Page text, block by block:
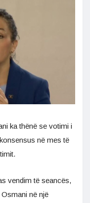
ka thënë se votimi i
në mes të
vendim të seancës,
në një